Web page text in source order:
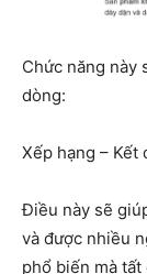
Chức năng này
dòng:
Xếp hạng – Kết
Điều này sẽ
và được nhiều
phổ biến mà